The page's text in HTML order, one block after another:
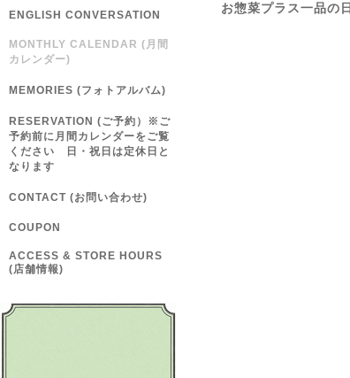
お惣菜プラス一品の日
ENGLISH CONVERSATION
MONTHLY CALENDAR (月間
カレンダー)
MEMORIES (フォトアルバム)
RESERVATION (ご予約）※ご
予約前に月間カレンダーをご覧
ください 日・祝日は定休日と
なります
CONTACT (お問い合わせ)
COUPON
ACCESS & STORE HOURS
(店舗情報)